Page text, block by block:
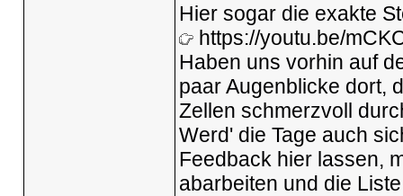
Hier sogar die exakte
https://youtu.be/
Haben uns vorhin auf
paar Augenblicke dort,
Zellen schmerzvoll
Werd' die Tage auch
Feedback hier lassen,
abarbeiten und die